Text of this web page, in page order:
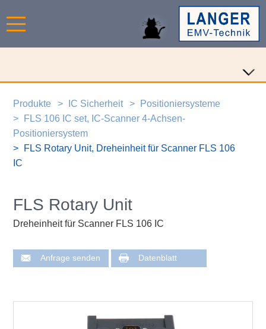
Produkte IC Sicherheit
Positioniersysteme
FLS 106 IC set, IC-Scanner 4-Achsen-
Positioniersystem
FLS Rotary Unit, Dreheinheit für Scanner FLS 106
IC
FLS Rotary Unit
Dreheinheit für Scanner FLS 106 IC
Anfrage senden Datenblatt